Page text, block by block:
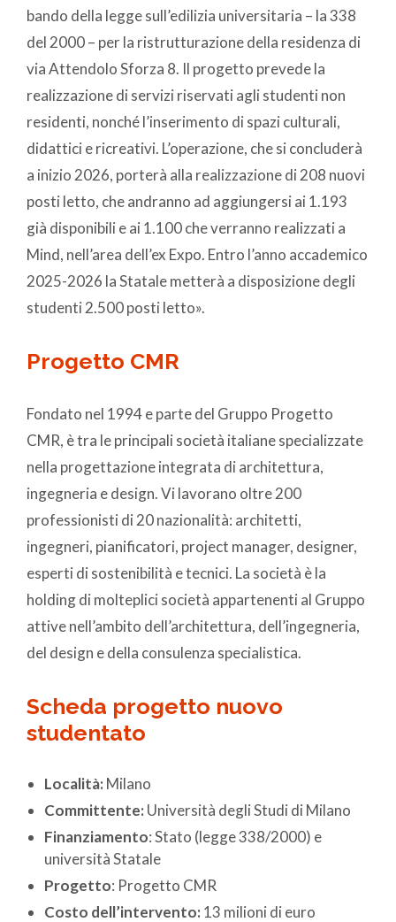
bando della legge sull’edilizia universitaria – la 338
del 2000 – per la ristrutturazione della residenza di
via Attendolo Sforza 8. Il progetto prevede la
realizzazione di servizi riservati agli studenti non
residenti, nonché l’inserimento di spazi culturali,
didattici e ricreativi. L’operazione, che si concluderà
a inizio 2026, porterà alla realizzazione di 208 nuovi
posti letto, che andranno ad aggiungersi ai 1.193
già disponibili e ai 1.100 che verranno realizzati a
Mind, nell’area dell’ex Expo. Entro l’anno accademico
2025-2026 la Statale metterà a disposizione degli
studenti 2.500 posti letto».
Progetto CMR
Fondato nel 1994 e parte del Gruppo Progetto
CMR, è tra le principali società italiane specializzate
nella progettazione integrata di architettura,
ingegneria e design. Vi lavorano oltre 200
professionisti di 20 nazionalità: architetti,
ingegneri, pianificatori, project manager, designer,
esperti di sostenibilità e tecnici. La società è la
holding di molteplici società appartenenti al Gruppo
attive nell’ambito dell’architettura, dell’ingegneria,
del design e della consulenza specialistica.
Scheda progetto nuovo
studentato
Località: Milano
Committente: Università degli Studi di Milano
Finanziamento: Stato (legge 338/2000) e
università Statale
Progetto: Progetto CMR
Costo dell’intervento: 13 milioni di euro